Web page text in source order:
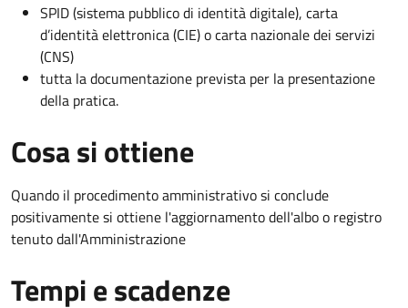
SPID (sistema pubblico di identità digitale), carta
d’identità elettronica (CIE) o carta nazionale dei servizi
(CNS)
tutta la documentazione prevista per la presentazione
della pratica.
Cosa si ottiene
Quando il procedimento amministrativo si conclude
positivamente si ottiene l'aggiornamento dell'albo o registro
tenuto dall'Amministrazione
Tempi e scadenze